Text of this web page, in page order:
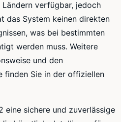
verfügbar, jedoch
das System keinen direkten
was bei bestimmten
werden muss. Weitere
und den
finden Sie in der offiziellen
eine sichere und zuverlässige